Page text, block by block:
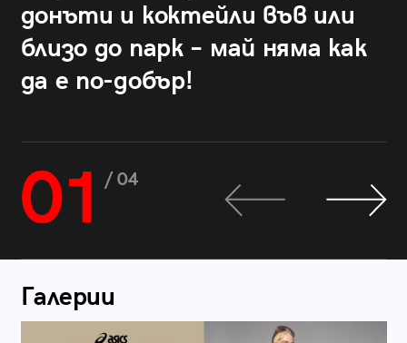
донъти и коктейли във или
близо до парк – май няма как
да е по-добър!
01 / 04
Галерии